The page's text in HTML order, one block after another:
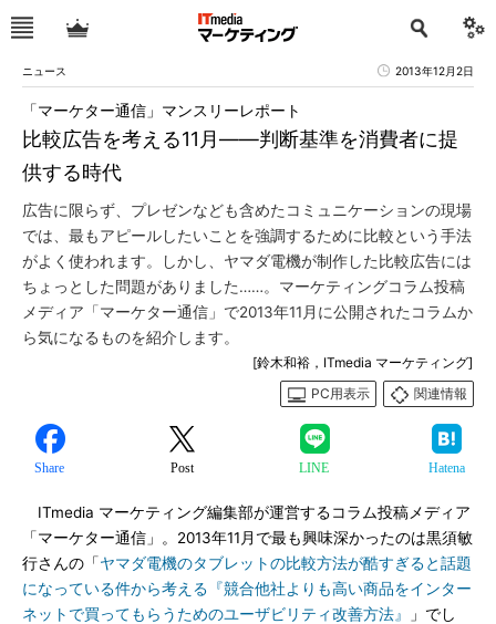
ニュース 2013年12月2日
比較広告を考える11月――判断基準を消費者に提
供する時代
「マーケター通信」マンスリーレポート
広告に限らず、プレゼンなども含めたコミュニケーションの現場
では、最もアピールしたいことを強調するために比較という手法
がよく使われます。しかし、ヤマダ電機が制作した比較広告には
ちょっとした問題がありました……。マーケティングコラム投稿
メディア「マーケター通信」で2013年11月に公開されたコラムか
ら気になるものを紹介します。
[鈴木和裕，ITmedia マーケティング]
PC用表示
関連情報
Share Post LINE Hatena
ITmedia マーケティング編集部が運営するコラム投稿メディア
「マーケター通信」。2013年11月で最も興味深かったのは黒須敏
行さんの「ヤマダ電機のタブレットの比較方法が酷すぎると話題
になっている件から考える『競合他社よりも高い商品をインター
ネットで買ってもらうためのユーザビリティ改善方法』
」でし